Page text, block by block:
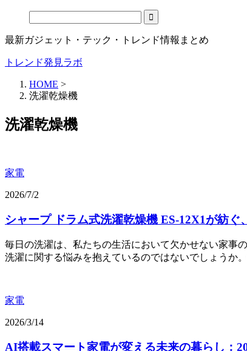
最新ガジェット・テック・トレンド情報まとめ
トレンド発見ラボ
HOME >
洗濯乾燥機
洗濯乾燥機
家電
2026/7/2
シャープ ドラム式洗濯乾燥機 ES-12X1が紡ぐ
毎日の洗濯は、私たちの生活において欠かせない家事
洗濯に関する悩みを抱えているのではないでしょうか
家電
2026/3/14
AI搭載スマート家電が変える未来の暮らし：